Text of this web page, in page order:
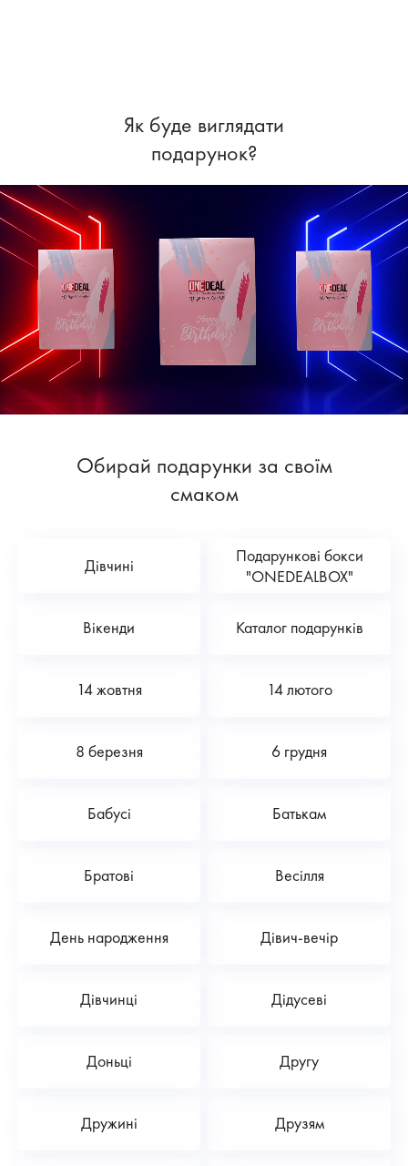
Як буде виглядати
подарунок?
Обирай подарунки за своїм
смаком
Дівчині
Подарункові бокси
"ONEDEALBOX"
Вікенди Каталог подарунків
14 жовтня 14 лютого
8 березня 6 грудня
Бабусі Батькам
Братові Весілля
День народження Дівич-вечір
Дівчинці Дідусеві
Доньці Другу
Дружині Друзям